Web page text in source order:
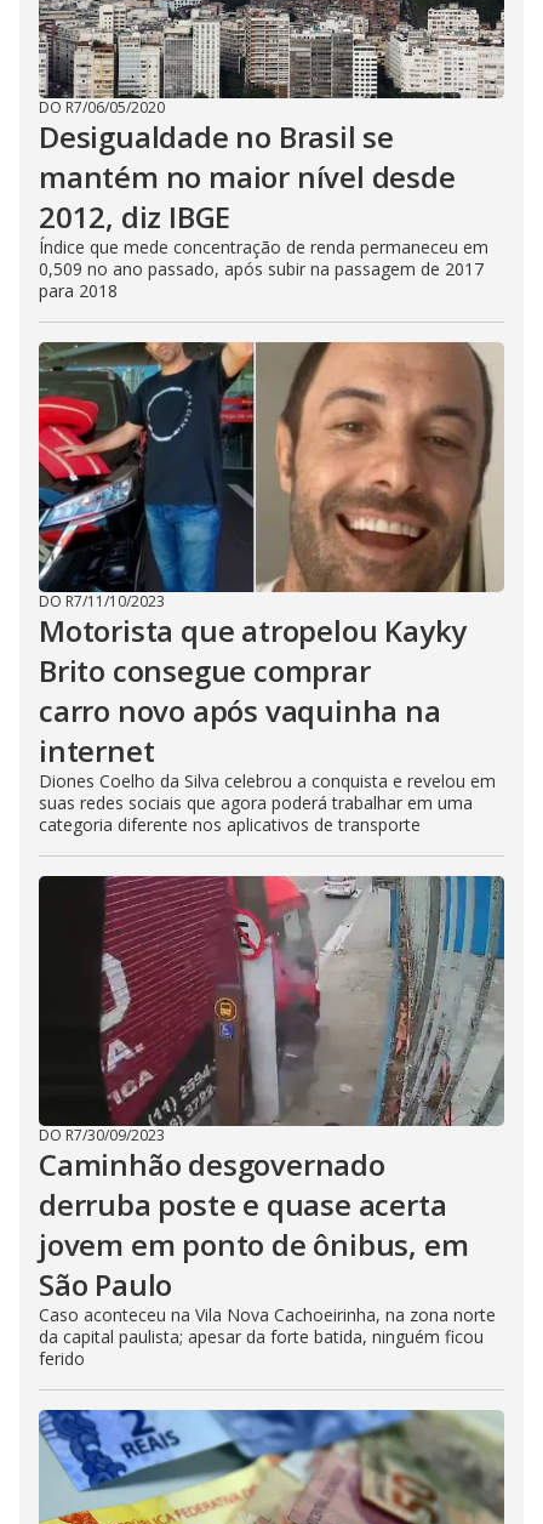
DO R7/06/05/2020
Desigualdade no Brasil se
mantém no maior nível desde
2012, diz IBGE
Índice que mede concentração de renda permaneceu em
0,509 no ano passado, após subir na passagem de 2017
para 2018
DO R7/11/10/2023
Motorista que atropelou Kayky
Brito consegue comprar
carro novo após vaquinha na
internet
Diones Coelho da Silva celebrou a conquista e revelou em
suas redes sociais que agora poderá trabalhar em uma
categoria diferente nos aplicativos de transporte
DO R7/30/09/2023
Caminhão desgovernado
derruba poste e quase acerta
jovem em ponto de ônibus, em
São Paulo
Caso aconteceu na Vila Nova Cachoeirinha, na zona norte
da capital paulista; apesar da forte batida, ninguém ficou
ferido